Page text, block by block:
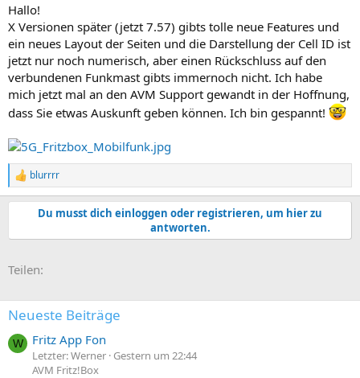
Hallo!
X Versionen später (jetzt 7.57) gibts tolle neue Features und
ein neues Layout der Seiten und die Darstellung der Cell ID ist
jetzt nur noch numerisch, aber einen Rückschluss auf den
verbundenen Funkmast gibts immernoch nicht. Ich habe
mich jetzt mal an den AVM Support gewandt in der Hoffnung,
dass Sie etwas Auskunft geben können. Ich bin gespannt!
R
e
a
i
n
:
blurrrr
Du musst dich einloggen oder registrieren, um hier zu
antworten.
Teilen:
Neueste Beiträge
W Fritz App Fon
Letzter: Werner Gestern um 22:44
AVM Fritz!Box